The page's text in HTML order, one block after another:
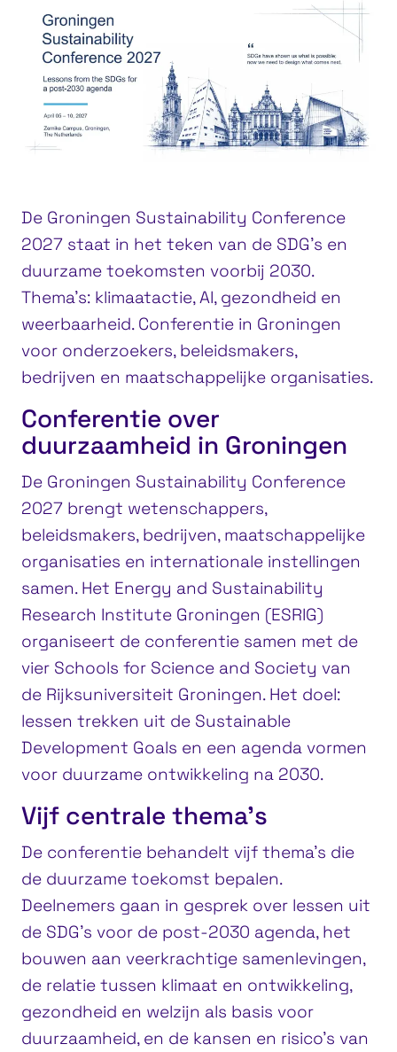
De Groningen Sustainability Conference
2027 staat in het teken van de SDG’s en
duurzame toekomsten voorbij 2030.
Thema’s: klimaatactie, AI, gezondheid en
weerbaarheid. Conferentie in Groningen
voor onderzoekers, beleidsmakers,
bedrijven en maatschappelijke organisaties.
Conferentie over
duurzaamheid in Groningen
De Groningen Sustainability Conference
2027 brengt wetenschappers,
beleidsmakers, bedrijven, maatschappelijke
organisaties en internationale instellingen
samen. Het Energy and Sustainability
Research Institute Groningen (ESRIG)
organiseert de conferentie samen met de
vier Schools for Science and Society van
de Rijksuniversiteit Groningen. Het doel:
lessen trekken uit de Sustainable
Development Goals en een agenda vormen
voor duurzame ontwikkeling na 2030.
Vijf centrale thema’s
De conferentie behandelt vijf thema’s die
de duurzame toekomst bepalen.
Deelnemers gaan in gesprek over lessen uit
de SDG’s voor de post-2030 agenda, het
bouwen aan veerkrachtige samenlevingen,
de relatie tussen klimaat en ontwikkeling,
gezondheid en welzijn als basis voor
duurzaamheid, en de kansen en risico’s van